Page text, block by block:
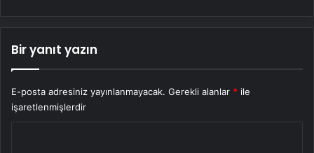
Bir yanıt yazın
E-posta adresiniz yayınlanmayacak. Gerekli alanlar * ile
işaretlenmişlerdir